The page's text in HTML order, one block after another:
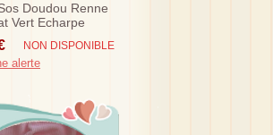
Doudou Renne
Vert Echarpe
NON DISPONIBLE
alerte